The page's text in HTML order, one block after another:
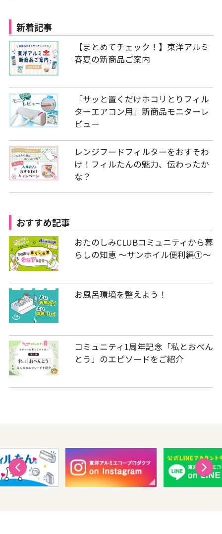
新着記事
【まとめてチェック！】東洋アルミ
春夏の新商品ご案内
「サッと置くだけホコリとりフィル
ターエアコン用」新商品モニターレ
ビュー
レンジフードフィルターをおすそわ
け！フィルたんの魅力、伝わったか
な？
おすすめ記事
おたのしみCLUBコミュニティから暮
らしの知恵 ～サンホイル便利編①～
お風呂環境を整えよう！
コミュニティ1周年記念「私とおべん
とう」のエピソードをご紹介